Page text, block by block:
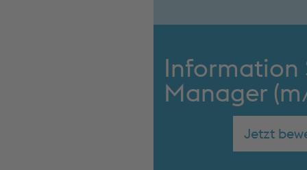
Information
Manager
Jetzt